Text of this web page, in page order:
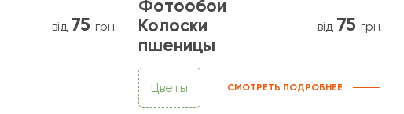
від 75 грн
Фотообои
Колоски
пшеницы
від 75 грн
Цветы СМОТРЕТЬ ПОДРОБНЕЕ